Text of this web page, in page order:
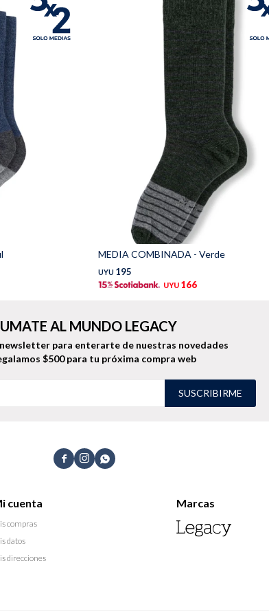
MEDIA COMBINADA - Verde
UYU 195
UYU 166
  
cuenta
compras
datos
direcciones
Marcas
AL MUNDO LEGACY
para enterarte de nuestras novedades
$500 para tu próxima compra web
SUSCRIBIRME